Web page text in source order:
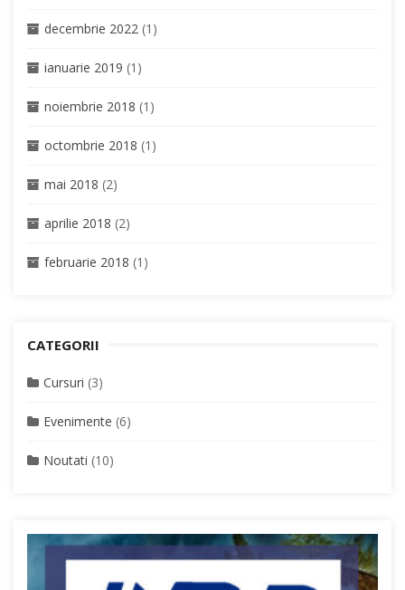
decembrie 2022 (1)
ianuarie 2019 (1)
noiembrie 2018 (1)
octombrie 2018 (1)
mai 2018 (2)
aprilie 2018 (2)
februarie 2018 (1)
CATEGORII
Cursuri (3)
Evenimente (6)
Noutati (10)